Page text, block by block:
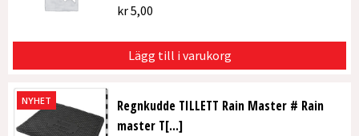
kr5,00
Lägg till i varukorg
NYHET
Regnkudde TILLETT Rain Master # Rain
master T[...]